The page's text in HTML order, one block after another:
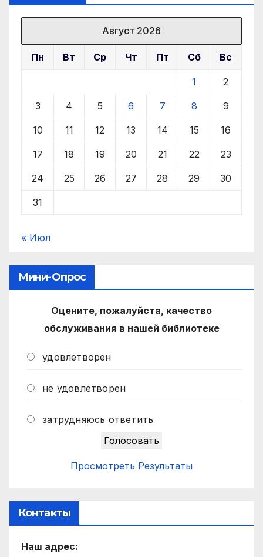
Август 2026
Пн Вт Ср Чт Пт Сб Вс
1 2
3 4 5 6 7 8 9
10 11 12 13 14 15 16
17 18 19 20 21 22 23
24 25 26 27 28 29 30
31
« Июл
Мини-Опрос
Оцените, пожалуйста, качество
обслуживания в нашей библиотеке
удовлетворен
не удовлетворен
затрудняюсь ответить
Просмотреть Результаты
Контакты
Наш адрес: